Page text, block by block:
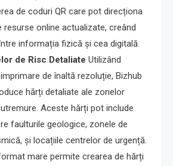
de coduri QR care pot direcționa
online actualizate, creând
informația fizică și cea digitală.
de Risc Detaliate Utilizând
de înaltă rezoluție, Bizhub
hărți detaliate ale zonelor
Aceste hărți pot include
faulturile geologice, zonele de
și locațiile centrelor de urgență.
mare permite crearea de hărți